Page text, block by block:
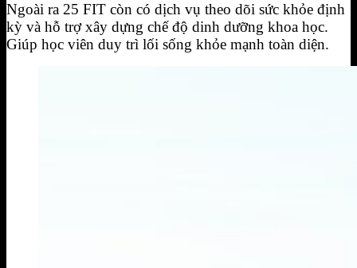
Ngoài ra 25 FIT còn có dịch vụ theo dõi sức khỏe định
kỳ và hỗ trợ xây dựng chế độ dinh dưỡng khoa học.
Giúp học viên duy trì lối sống khỏe mạnh toàn diện.